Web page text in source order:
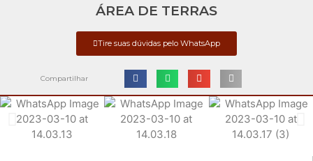
ÁREA DE TERRAS
Tire suas dúvidas pelo WhatsApp
Compartilhar